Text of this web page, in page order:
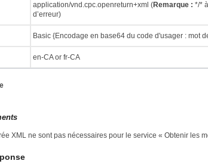
application/vnd.cpc.openreturn+xml (Remarque : */*
d’erreur)
Basic {Encodage en base64 du code d'usager : mot
en-CA or fr-CA
XML ne sont pas nécessaires pour le service « Obtenir les